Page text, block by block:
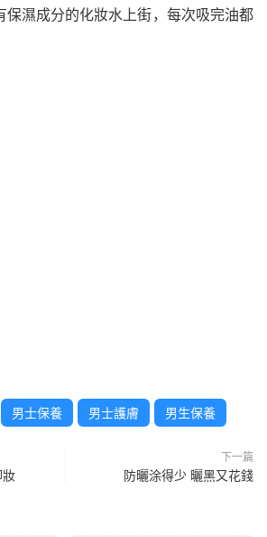
保濕成分的化妝水上街，每次吸完油都
男士保養 男士護膚 男生保養
妝
下一篇
防曬涂得少 曬黑又花錢